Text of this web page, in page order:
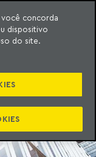
concorda
dispositivo
do site.